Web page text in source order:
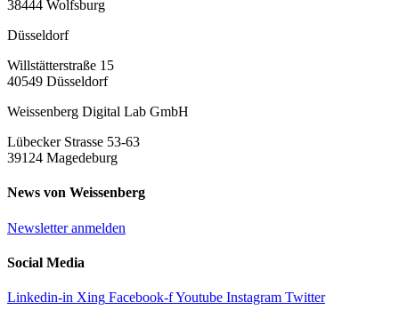
38444 Wolfsburg
Düsseldorf
Willstätterstraße 15
40549 Düsseldorf
Weissenberg Digital Lab GmbH
Lübecker Strasse 53-63
39124 Magedeburg
News von Weissenberg
Newsletter anmelden
Social Media
Linkedin-in Xing Facebook-fYoutube Instagram Twitter